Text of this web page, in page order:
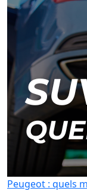
Peugeot : quels